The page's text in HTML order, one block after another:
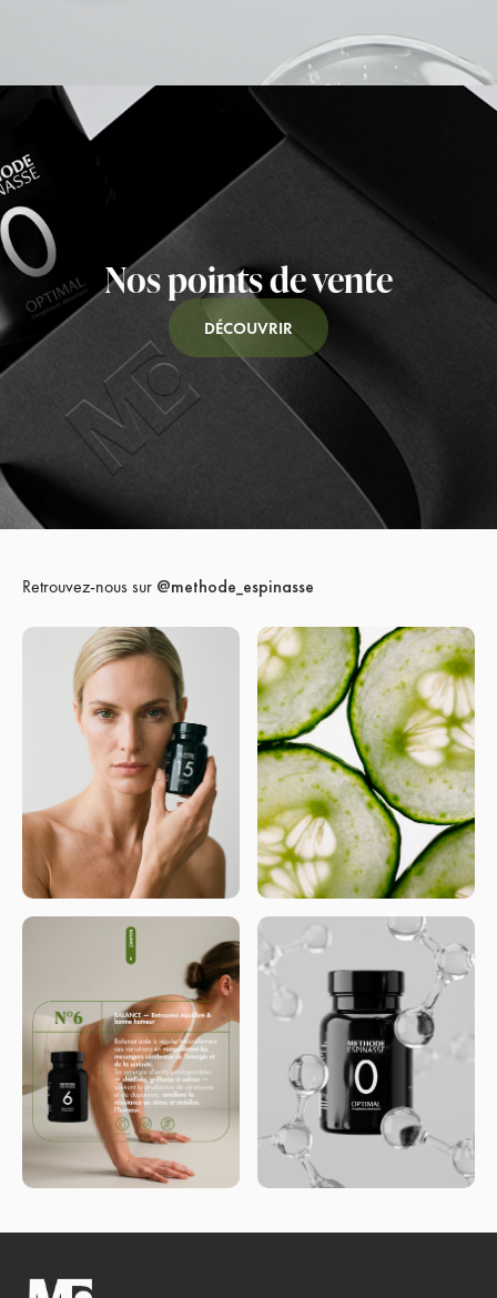
Nos points de vente
DÉCOUVRIR
Retrouvez-nous sur @methode_espinasse